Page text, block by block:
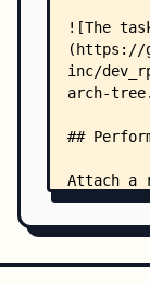
│
│
│
│
│
│
│
├──
│   │